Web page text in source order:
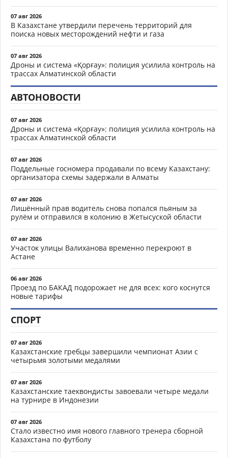
07 авг 2026
В Казахстане утвердили перечень территорий для
поиска новых месторождений нефти и газа
07 авг 2026
Дроны и система «Қорғау»: полиция усилила контроль на
трассах Алматинской области
АВТОНОВОСТИ
07 авг 2026
Дроны и система «Қорғау»: полиция усилила контроль на
трассах Алматинской области
07 авг 2026
Поддельные госномера продавали по всему Казахстану:
организатора схемы задержали в Алматы
07 авг 2026
Лишённый прав водитель снова попался пьяным за
рулём и отправился в колонию в Жетысуской области
07 авг 2026
Участок улицы Валиханова временно перекроют в
Астане
06 авг 2026
Проезд по БАКАД подорожает не для всех: кого коснутся
новые тарифы
СПОРТ
07 авг 2026
Казахстанские гребцы завершили чемпионат Азии с
четырьмя золотыми медалями
07 авг 2026
Казахстанские таеквондисты завоевали четыре медали
на турнире в Индонезии
07 авг 2026
Стало известно имя нового главного тренера сборной
Казахстана по футболу